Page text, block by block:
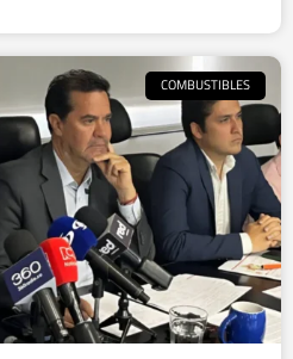
COMBUSTIBLES